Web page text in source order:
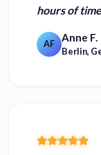
hours of
AF Anne F.
Berlin,